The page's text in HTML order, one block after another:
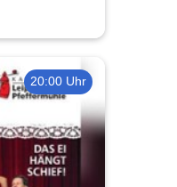
20:00 Uhr